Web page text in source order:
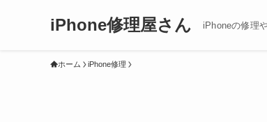
iPhone修理屋さん iPhoneの修理
ホーム iPhone修理